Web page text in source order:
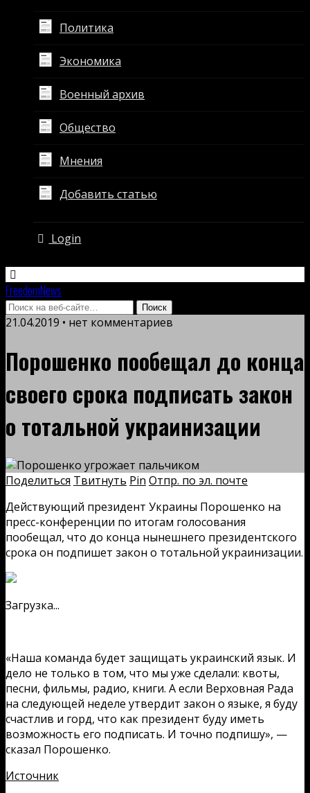
Политика
Экономика
Военный архив
Общество
Мнения
Добавить статью
Login
FreedomNews
21.04.2019 • нет комментариев
Порошенко пообещал до конца
своего срока подписать закон
о тотальной украинизации
Поделиться Твитнуть Pin Отпр. по эл. почте
Действующий президент Украины Порошенко на
пресс-конференции по итогам голосования
пообещал, что до конца нынешнего президентского
срока он подпишет закон о тотальной украинизации.
Загрузка...
«Наша команда будет защищать украинский язык. И
дело не только в том, что мы уже сделали: квоты,
песни, фильмы, радио, книги. А если Верховная Рада
на следующей неделе утвердит закон о языке, я буду
счастлив и горд, что как президент буду иметь
возможность его подписать. И точно подпишу», —
сказал Порошенко.
Источник